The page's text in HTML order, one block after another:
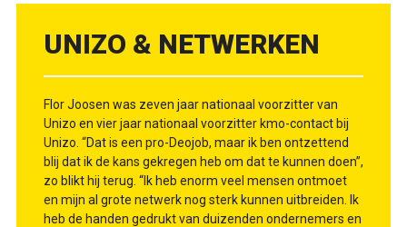
UNIZO & NETWERKEN
Flor Joosen was zeven jaar nationaal voorzitter van
Unizo en vier jaar nationaal voorzitter kmo-contact bij
Unizo. “Dat is een pro-Deojob, maar ik ben ontzettend
blij dat ik de kans gekregen heb om dat te kunnen doen”,
zo blikt hij terug. “Ik heb enorm veel mensen ontmoet
en mijn al grote netwerk nog sterk kunnen uitbreiden. Ik
heb de handen gedrukt van duizenden ondernemers en